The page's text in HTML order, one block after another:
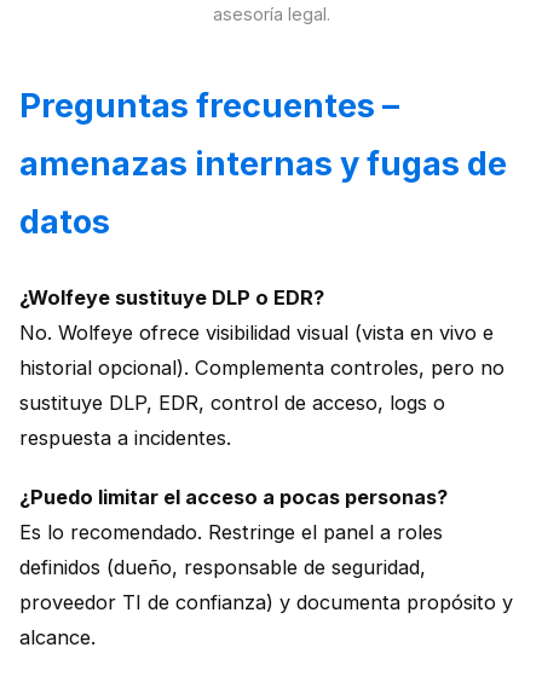
asesoría legal.
Preguntas frecuentes –
amenazas internas y fugas de
datos
¿Wolfeye sustituye DLP o EDR?
No. Wolfeye ofrece visibilidad visual (vista en vivo e
historial opcional). Complementa controles, pero no
sustituye DLP, EDR, control de acceso, logs o
respuesta a incidentes.
¿Puedo limitar el acceso a pocas personas?
Es lo recomendado. Restringe el panel a roles
definidos (dueño, responsable de seguridad,
proveedor TI de confianza) y documenta propósito y
alcance.